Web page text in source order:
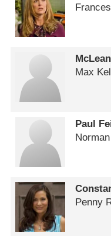
Max
Paul
Penny